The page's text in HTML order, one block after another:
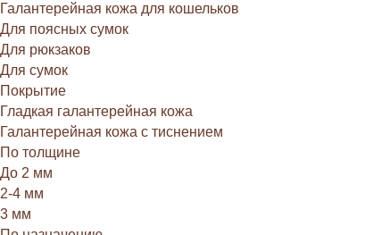
Галантерейная кожа для кошельков
Для поясных сумок
Для рюкзаков
Для сумок
Покрытие
Гладкая галантерейная кожа
Галантерейная кожа с тиснением
По толщине
До 2 мм
2-4 мм
3 мм